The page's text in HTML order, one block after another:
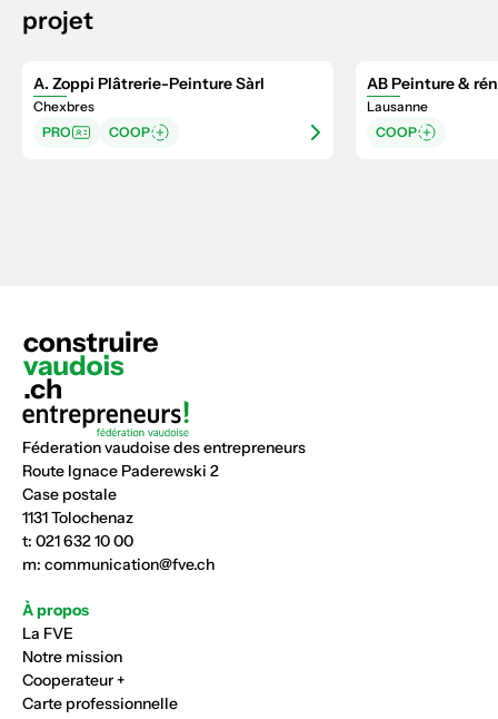
projet
A. Zoppi Plâtrerie-Peinture Sàrl
Chexbres
PRO
COOP
AB Peinture &
Lausanne
COOP
Féderation vaudoise des entrepreneurs
Route Ignace Paderewski 2
Case postale
1131 Tolochenaz
t: 021 632 10 00
m: communication@fve.ch
À propos
La FVE
Notre mission
Cooperateur +
Carte professionnelle